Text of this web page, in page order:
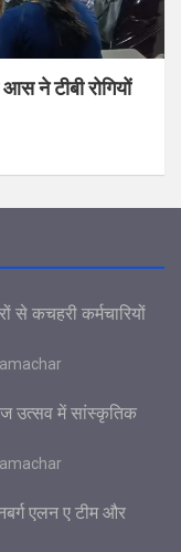
ने टीबी रोगियों
से कचहरी कर्मचारियों
उत्सव में सांस्कृतिक
एलन ए टीम और